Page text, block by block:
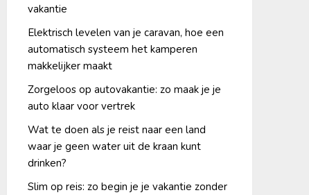
vakantie
Elektrisch levelen van je caravan, hoe een
automatisch systeem het kamperen
makkelijker maakt
Zorgeloos op autovakantie: zo maak je je
auto klaar voor vertrek
Wat te doen als je reist naar een land
waar je geen water uit de kraan kunt
drinken?
Slim op reis: zo begin je je vakantie zonder